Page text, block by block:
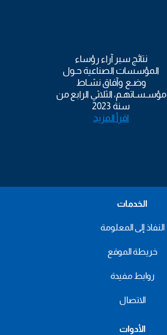
نتائج سبر آراء رؤساء
المؤسسات الصناعية حـول
وضـع وآفاق نشـاط
مؤسـسـاتهـم، الثلاثي الرابع من
سنة 2023
اقرأ المزيد
الخدمات
النفاذ إلى المعلومة
خريطة الموقع
روابط مفيدة
الاتصال
الأدوات